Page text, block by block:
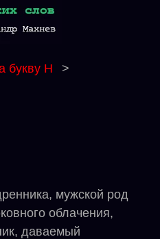
букву Н >
мужской род
облачения,
даваемый